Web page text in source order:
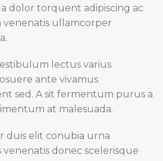
dolor torquent adipiscing ac
venenatis ullamcorper
lectus varius
ante vivamus
sed. A sit fermentum purus a
at malesuada.
duis elit conubia urna
donec scelerisque